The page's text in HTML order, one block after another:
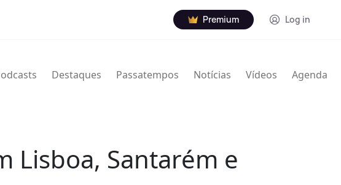
Premium Log in
Destaques Passatempos Notícias Vídeos Agenda
Lisboa, Santarém e